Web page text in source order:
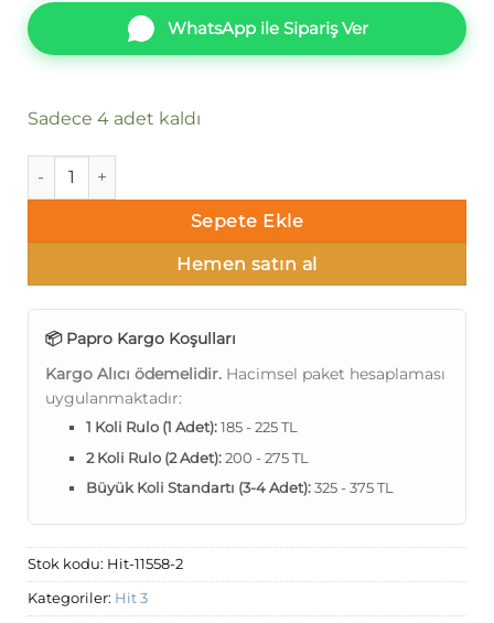
WhatsApp ile Sipariş Ver
Sadece 4 adet kaldı
Papro Hit Vol3 11558-2 Duvar Kağıdı 16m² adet
Sepete Ekle
Hemen satın al
📦 Papro Kargo Koşulları
Kargo Alıcı ödemelidir. Hacimsel paket hesaplaması
uygulanmaktadır:
1 Koli Rulo (1 Adet):185 - 225 TL
2 Koli Rulo (2 Adet):200 - 275 TL
Büyük Koli Standartı (3-4 Adet):325 - 375 TL
Stok kodu: Hit-11558-2
Kategoriler: Hit 3